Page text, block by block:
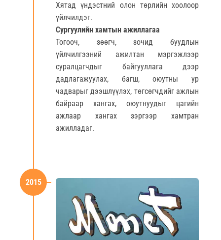
Хятад үндэстний олон төрлийн хоолоор
үйлчилдэг.
Сургуулийн хамтын ажиллагаа
Тогооч, зөөгч, зочид буудлын
үйлчилгээний ажилтан мэргэжлээр
суралцагчдыг байгууллага дээр
дадлагажуулах, багш, оюутны ур
чадварыг дээшлүүлэх, төгсөгчдийг ажлын
байраар хангах, оюутнуудыг цагийн
ажлаар хангах зэргээр хамтран
ажилладаг.
2015